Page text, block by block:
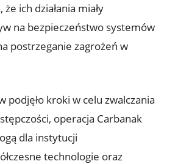
​ich działania miały
na bezpieczeństwo systemów
postrzeganie ⁤zagrożeń w
‌podjęło⁣ kroki w celu zwalczania
‍operacja Carbanak
dla instytucji
⁢technologie oraz